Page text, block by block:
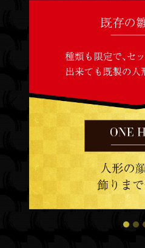
Previous
1 2